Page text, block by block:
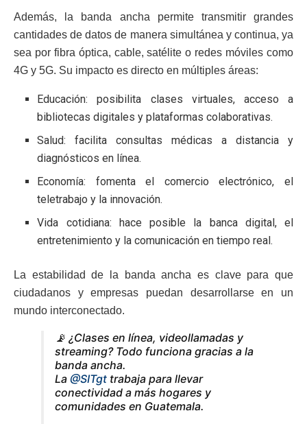
Además, la banda ancha permite transmitir grandes
cantidades de datos de manera simultánea y continua, ya
sea por fibra óptica, cable, satélite o redes móviles como
4G y 5G. Su impacto es directo en múltiples áreas:
Educación: posibilita clases virtuales, acceso a
bibliotecas digitales y plataformas colaborativas.
Salud: facilita consultas médicas a distancia y
diagnósticos en línea.
Economía: fomenta el comercio electrónico, el
teletrabajo y la innovación.
Vida cotidiana: hace posible la banca digital, el
entretenimiento y la comunicación en tiempo real.
La estabilidad de la banda ancha es clave para que
ciudadanos y empresas puedan desarrollarse en un
mundo interconectado.
📡 ¿Clases en línea, videollamadas y
streaming? Todo funciona gracias a la
banda ancha.
La @SITgt trabaja para llevar
conectividad a más hogares y
comunidades en Guatemala.